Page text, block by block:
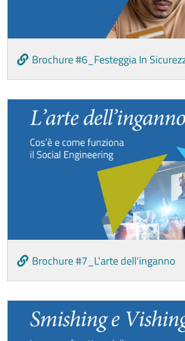
Brochure #6_Festeggia In
Image
Brochure #7_L'arte dell'inganno
Image